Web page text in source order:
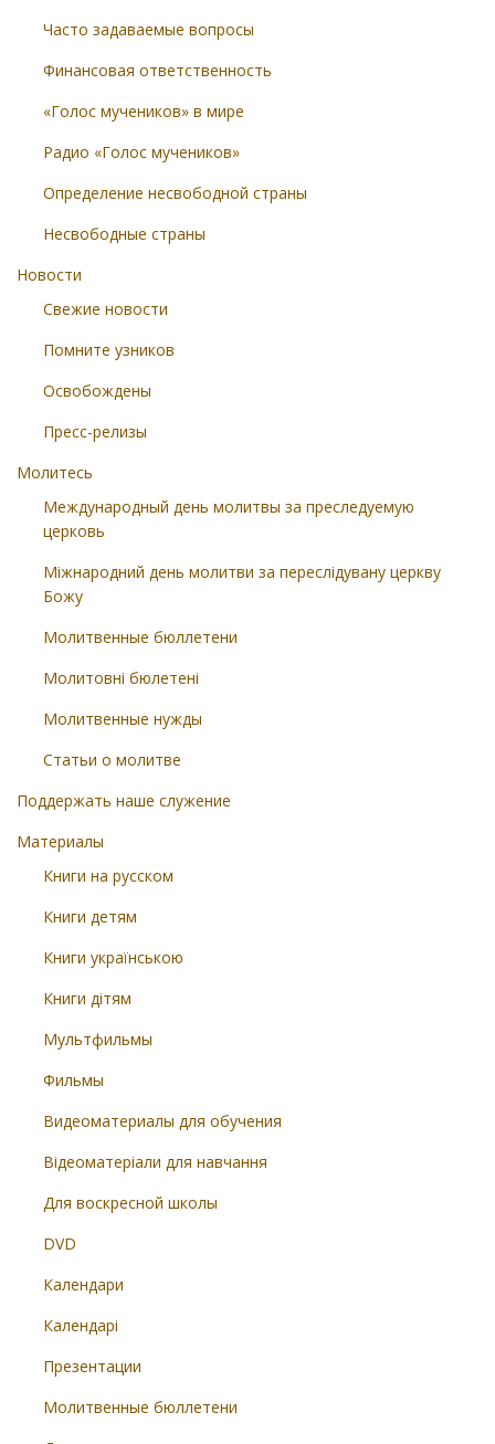
Часто задаваемые вопросы
Финансовая ответственность
«Голос мучеников» в мире
Радио «Голос мучеников»
Определение несвободной страны
Несвободные страны
Новости
Свежие новости
Помните узников
Освобождены
Пресс-релизы
Молитесь
Международный день молитвы за преследуемую
церковь
Міжнародний день молитви за переслідувану церкву
Божу
Молитвенные бюллетени
Молитовні бюлетені
Молитвенные нужды
Статьи о молитве
Поддержать наше служение
Материалы
Книги на русском
Книги детям
Книги українською
Книги дітям
Мультфильмы
Фильмы
Видеоматериалы для обучения
Відеоматеріали для навчання
Для воскресной школы
DVD
Календари
Календарі
Презентации
Молитвенные бюллетени